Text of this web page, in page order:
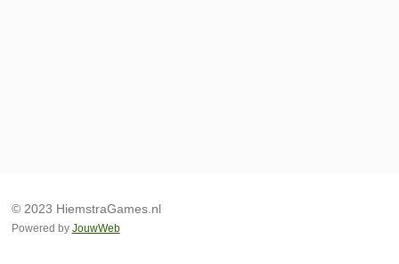
© 2023 HiemstraGames.nl
Powered by JouwWeb